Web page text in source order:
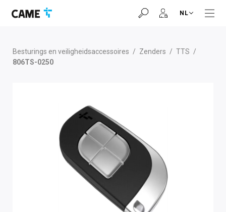
naar
naar
naar
NL
Besturings en veiligheidsaccessoires / Zenders / TTS /
806TS-0250